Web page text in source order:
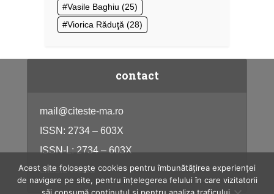
Vasile Baghiu (25)
Viorica Răduţă (28)
contact
mail@citeste-ma.ro
ISSN: 2734 – 603X
ISSN-L: 2734 – 603X
citeste-ma.ro
Acest site folosește cookies pentru îmbunătățirea experienței
de navigare pe site, pentru înțelegerea felului în care vizitatorii